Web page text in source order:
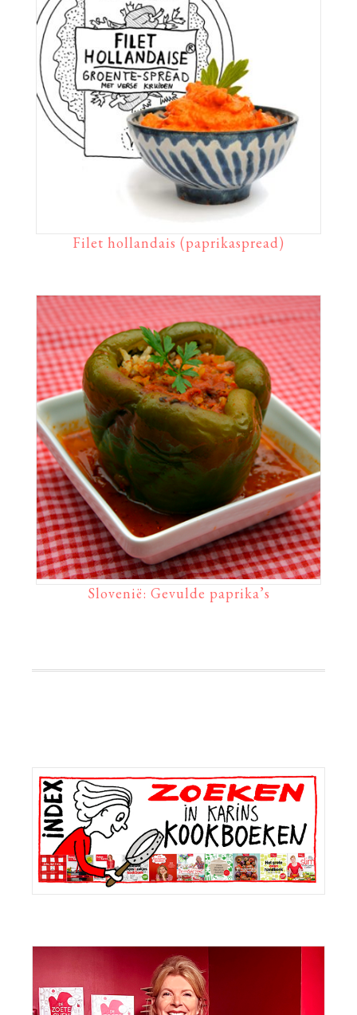
Filet hollandais (paprikaspread)
Slovenië: Gevulde paprika’s
Primaire
Sidebar